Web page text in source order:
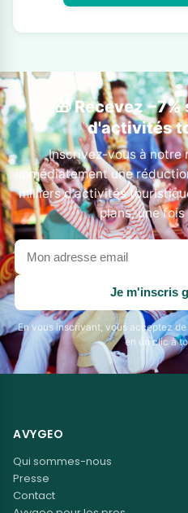
🎁 Recevez
d'activités
Inscrivez-vous à notre
immédiatement une
milliers d'activités
plans, une
Votre
adresse
email
Je m'inscris
En vous inscrivant, vous acceptez
en un clic à
AVYGEO
Qui sommes-nous
Presse
Contact